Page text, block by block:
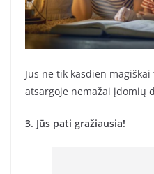
Jūs ne tik kasdien
atsargoje nemažai įdomių
3. Jūs pati gražiausia!